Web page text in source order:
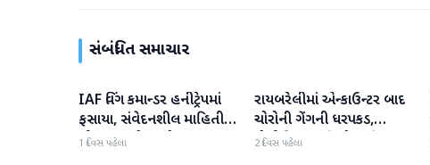
સંબંધિત સમાચાર
રાષ્ટ્રીય
IAF વિંગ કમાન્ડર હનીટ્રેપમાં
ફસાયા, સંવેદનશીલ માહિતી
લીક કરવાનો આરોપ
1 દિવસ પહેલા
રાષ્ટ્રીય
રાયબરેલીમાં એન્કાઉન્ટર બાદ
ચોરોની ગેંગની ધરપકડ,
પોલીસે 12.4 કિલો ચાંદીના
2 દિવસ પહેલા